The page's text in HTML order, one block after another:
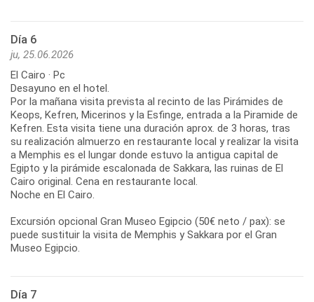
Día 6
ju, 25.06.2026
El Cairo · Pc
Desayuno en el hotel.
Por la mañana visita prevista al recinto de las Pirámides de
Keops, Kefren, Micerinos y la Esfinge, entrada a la Piramide de
Kefren. Esta visita tiene una duración aprox. de 3 horas, tras
su realización almuerzo en restaurante local y realizar la visita
a Memphis es el lungar donde estuvo la antigua capital de
Egipto y la pirámide escalonada de Sakkara, las ruinas de El
Cairo original. Cena en restaurante local.
Noche en El Cairo.
Excursión opcional Gran Museo Egipcio (50€ neto / pax): se
puede sustituir la visita de Memphis y Sakkara por el Gran
Museo Egipcio.
Día 7